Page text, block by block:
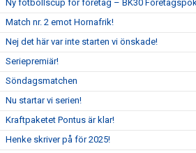
Ny fotbollscup för företag – BK30
Match nr. 2 emot Hornafrik!
Nej det här var inte starten vi önskade!
Seriepremiär!
Söndagsmatchen
Nu startar vi serien!
Kraftpaketet Pontus är klar!
Henke skriver på för 2025!